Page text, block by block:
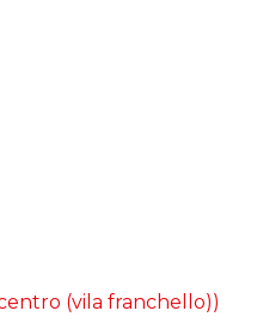
(vila franchello))